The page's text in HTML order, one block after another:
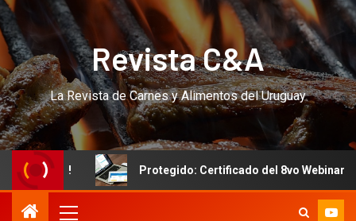
Revista C&A
La Revista de Carnes y Alimentos del Uruguay
Protegido: Certificado del 8vo Webinar